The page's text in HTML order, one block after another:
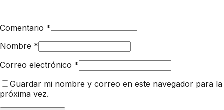
Comentario *
Nombre *
Correo electrónico *
Guardar mi nombre y correo en este navegador para la
próxima vez.